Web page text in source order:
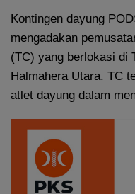
Kontingen dayung
mengadakan
(TC) yang berlokasi di
Halmahera Utara. TC
atlet dayung dalam